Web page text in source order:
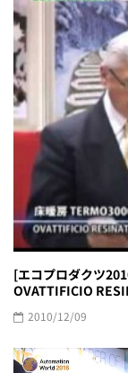
[エコプロダクツ
OVATTIFICIO
2010/12/09